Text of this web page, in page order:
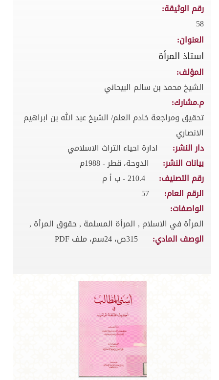
رقم الوثيقة:
58
العنوان:
استاذ المرأة
المؤلف:
الشيخ محمد بن سالم البيحاني
م.مشارك:
تحقيق ومراجعة خادم العلم/ الشيخ عبد الله بن ابراهيم
الانصاري
دار النشر:
ادارة احياء التراث الاسلامي
بيانات النشر:
الدوحة، قطر - 1988م
رقم التصنيف:
210.4 - ب أ م
الرقم العام:
57
الواصفات:
المرأة في الاسلام , المرأة المسلمة , حقوق المرأة ,
الوصف المادي:
315ص، 24سم، ملف PDF